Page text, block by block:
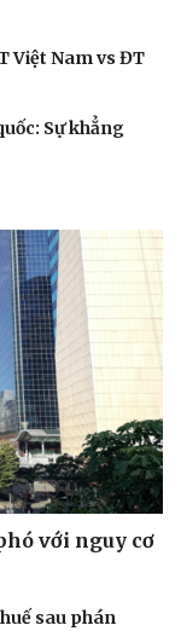
Việt Nam vs ĐT
Sự khẳng
với nguy cơ
sau phán